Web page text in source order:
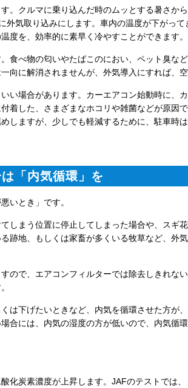
。クルマに乗り込んだ時のムッとする暑さか
外気取り込みにします。車内の温度が下がっ
度を、効率的に素早く冷やすことができます。
食べ物の匂いやたばこのにおい、ペット臭な
向に解消されませんが、外気導入にすれば、
い場合があります。カーエアコン始動時に、
着した、さまざまなホコリや雑菌などが原因
しますが、少しでも軽減するために、駐車時
「内気循環」を
いとき」です。
しまう位置に停止してしまった場合や、スギ
跡地、もしくは家畜が多くいる牧草など、外
ので、エアコンフィルターでは除去しきれな
は下げたいときなど、内気を循環させた方が
合には、内気の湿度の方が低いので、内気循
化炭素濃度が上昇します。 JAFのテストでは